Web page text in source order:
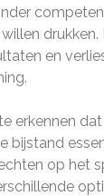
drukken.
en
erkennen
bijstand
op het